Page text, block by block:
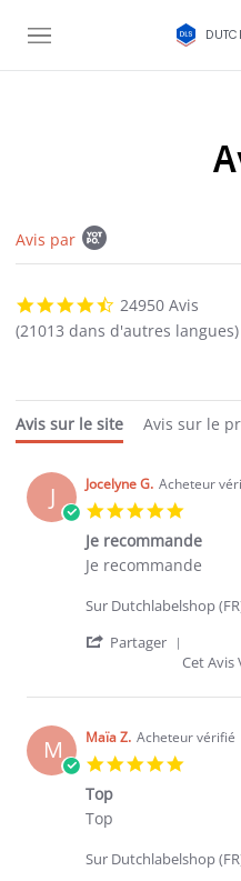
Popup content starts
Avis par
4.7 star rating
24950 Avis
(21013 dans d'autres langues)
Avis sur le site Avis sur le
J Jocelyne G. Acheteur
Je recommande
Review by Jocelyne
review stating Je
Je recommande
Sur Dutchlabelshop
Partager
Cet Avis
M Maïa Z. Acheteur vérifié
Top
Review by Maïa Z. on
review stating Top
Top
Sur Dutchlabelshop